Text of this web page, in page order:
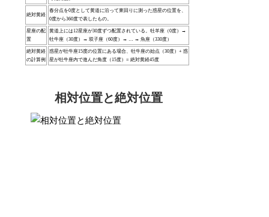
絶対黄経
春分点を0度として黄道に沿って東回りに測った惑星の位置を、
0度から360度で表したもの。
星座の配
置
黄道上には12星座が30度ずつ配置されている。牡羊座（0度）→
牡牛座（30度）→ 双子座（60度）→ … → 魚座（330度）
絶対黄経
の計算例
惑星が牡牛座15度の位置にある場合、牡牛座の始点（30度）+ 惑
星が牡牛座内で進んだ角度（15度）= 絶対黄経45度
相対位置と絶対位置